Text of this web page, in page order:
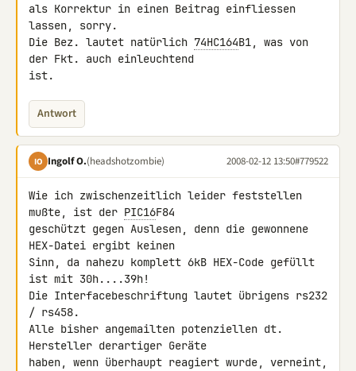
als Korrektur in einen Beitrag einfliessen
lassen, sorry.
Die Bez. lautet natürlich 74HC164B1, was von
der Fkt. auch einleuchtend
ist.
Antwort
IO Ingolf O.(headshotzombie) 2008-02-12 13:50#779522
Wie ich zwischenzeitlich leider feststellen
mußte, ist der PIC16F84
geschützt gegen Auslesen, denn die gewonnene
HEX-Datei ergibt keinen
Sinn, da nahezu komplett 6kB HEX-Code gefüllt
ist mit 30h....39h!
Die Interfacebeschriftung lautet übrigens rs232
/ rs458.
Alle bisher angemailten potenziellen dt.
Hersteller derartiger Geräte
haben, wenn überhaupt reagiert wurde, verneint,